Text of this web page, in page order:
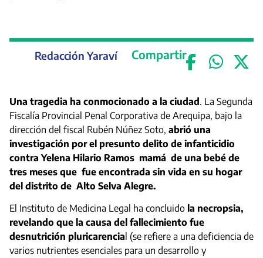
Redacción Yaraví Compartir
Una tragedia ha conmocionado a la ciudad . La Segunda
Fiscalía Provincial Penal Corporativa de Arequipa, bajo la
dirección del fiscal Rubén Núñez Soto, abrió una
investigación por el presunto delito de infanticidio
contra Yelena Hilario Ramos mamá de una bebé de
tres meses que fue encontrada sin vida en su hogar
del distrito de Alto Selva Alegre.
El Instituto de Medicina Legal ha concluido la necropsia,
revelando que la causa del fallecimiento fue
desnutrición pluricarencia l (se refiere a una deficiencia de
varios nutrientes esenciales para un desarrollo y